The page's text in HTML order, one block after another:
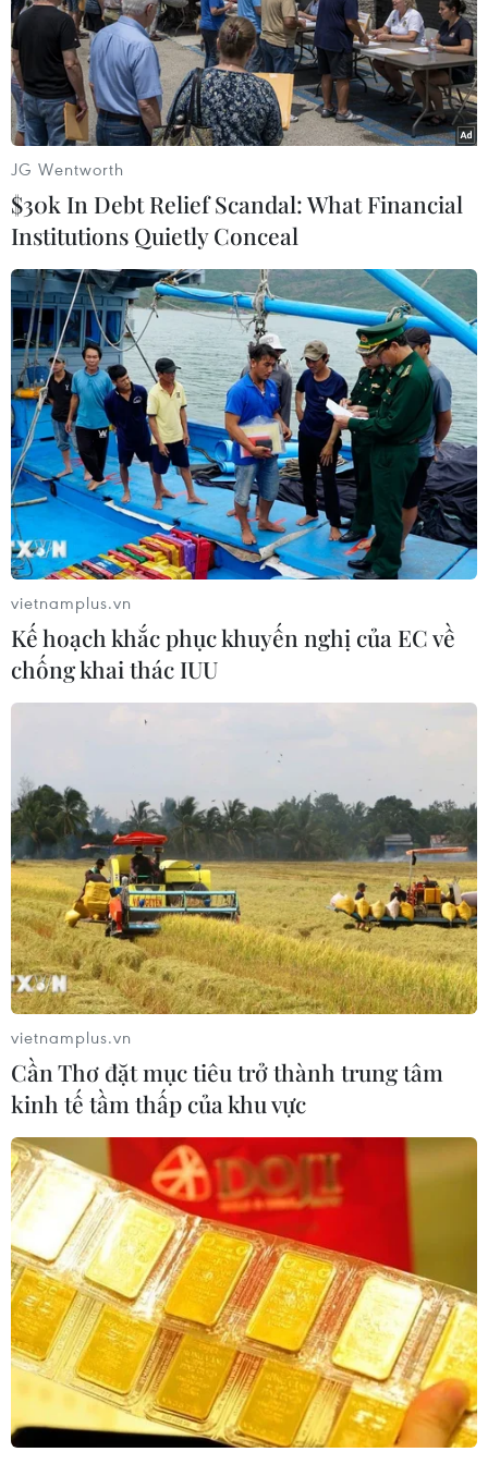
TIN LIÊN QUAN
Chính phủ Italy không tham gia hoạt động
quân sự chống Houthi
13/01/2024 13:02
Ngày 12/1, Chính phủ Italy từ chối tham gia hành động
quân sự của Washington và London chống lại phong
trào Houthi ở Yemen bởi nước này muốn theo đuổi chính
sách “giữ bình tĩnh” ở Biển Đỏ.
Quân đội Mỹ tiến hành vụ không kích mới
tấn công lực lượng Houthi tại Yemen
13/01/2024 02:43
Quân đội Mỹ đã thực hiện một cuộc tấn công mới nhằm
vào lực lượng Houthi, một ngày sau khi phát động đợt
tấn công vào 28 địa điểm ở Yemen, nhằm làm suy giảm
khả năng tấn công của phong trào này.
TIN CÙNG CHUYÊN MỤC
Xung đột Hamas-Israel: Ai Cập kêu
gọi các bên tuân thủ kế hoạch hòa
bình Gaza
10/08/2026 04:22
JG Wentworth
$30k In Debt Relief Scandal: What Financial
Institutions Quietly Conceal
vietnamplus.vn
Kế hoạch khắc phục khuyến nghị của EC về
chống khai thác IUU
vietnamplus.vn
Cần Thơ đặt mục tiêu trở thành trung tâm
kinh tế tầm thấp của khu vực